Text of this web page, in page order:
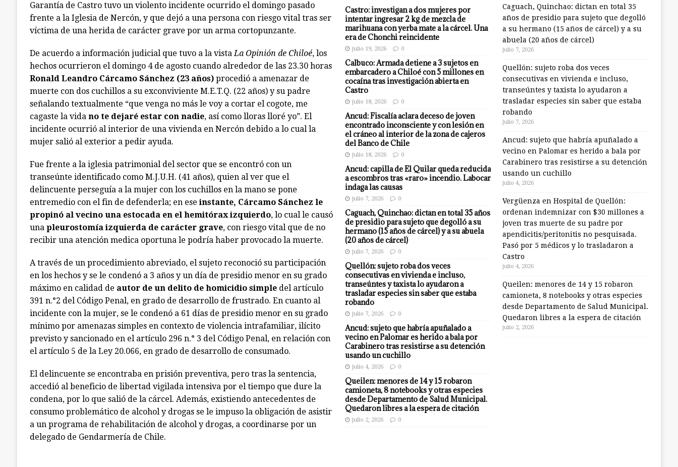
Garantía de Castro tuvo un violento incidente ocurrido el domingo pasado
frente a la Iglesia de Nercón, y que dejó a una persona con riesgo vital tras ser
víctima de una herida de carácter grave por un arma cortopunzante.
De acuerdo a información judicial que tuvo a la vistaLa Opinión de Chiloé, los
hechos ocurrieron el domingo 4 de agosto cuando alrededor de las 23.30 horas
Ronald Leandro Cárcamo Sánchez (23 años)procedió a amenazar de
muerte con dos cuchillos a su exconviviente M.E.T.Q. (22 años) y su padre
señalando textualmente “que venga no más le voy a cortar el cogote, me
cagaste la vida no te dejaré estar con nadie, así como lloras lloré yo”. El
incidente ocurrió al interior de una vivienda en Nercón debido a lo cual la
mujer salió al exterior a pedir ayuda.
Fue frente a la iglesia patrimonial del sector que se encontró con un
transeúnte identificado como M.J.U.H. (41 años), quien al ver que el
delincuente perseguía a la mujer con los cuchillos en la mano se pone
entremedio con el fin de defenderla; en eseinstante, Cárcamo Sánchez le
propinó al vecino una estocada en el hemitórax izquierdo, lo cual le causó
una pleurostomía izquierda de carácter grave, con riesgo vital que de no
recibir una atención medica oportuna le podría haber provocado la muerte.
A través de un procedimiento abreviado, el sujeto reconoció su participación
en los hechos y se le condenó a 3 años y un día de presidio menor en su grado
máximo en calidad de autor de un delito de homicidio simpledel artículo
391 n.°2 del Código Penal, en grado de desarrollo de frustrado. En cuanto al
incidente con la mujer, se le condenó a 61 días de presidio menor en su grado
mínimo por amenazas simples en contexto de violencia intrafamiliar, ilícito
previsto y sancionado en el artículo 296 n.° 3 del Código Penal, en relación con
el artículo 5 de la Ley 20.066, en grado de desarrollo de consumado.
El delincuente se encontraba en prisión preventiva, pero tras la sentencia,
accedió al beneficio de libertad vigilada intensiva por el tiempo que dure la
condena, por lo que salió de la cárcel. Además, existiendo antecedentes de
consumo problemático de alcohol y drogas se le impuso la obligación de asistir
a un programa de rehabilitación de alcohol y drogas, a coordinarse por un
delegado de Gendarmería de Chile.
Castro: investigan a dos mujeres por
intentar ingresar 2 kg de mezcla de
marihuana con yerba mate a la cárcel. Una
era de Chonchi reincidente
julio 19, 2026 0
Calbuco: Armada detiene a 3 sujetos en
embarcadero a Chiloé con 5 millones en
cocaína tras investigación abierta en
Castro
julio 18, 2026 0
Ancud: Fiscalía aclara deceso de joven
encontrado inconsciente y con lesión en
el cráneo al interior de la zona de cajeros
del Banco de Chile
julio 18, 2026 0
Ancud: capilla de El Quilar queda reducida
a escombros tras «raro» incendio. Labocar
indaga las causas
julio 7, 2026 0
Caguach, Quinchao: dictan en total 35 años
de presidio para sujeto que degolló a su
hermano (15 años de cárcel) y a su abuela
(20 años de cárcel)
julio 7, 2026 0
Quellón: sujeto roba dos veces
consecutivas en vivienda e incluso,
transeúntes y taxista lo ayudaron a
trasladar especies sin saber que estaba
robando
julio 7, 2026 0
Ancud: sujeto que habría apuñalado a
vecino en Palomar es herido a bala por
Carabinero tras resistirse a su detención
usando un cuchillo
julio 4, 2026 0
Queilen: menores de 14 y 15 robaron
camioneta, 8 notebooks y otras especies
desde Departamento de Salud Municipal.
Quedaron libres a la espera de citación
julio 2, 2026 0
Caguach, Quinchao: dictan en total 35
años de presidio para sujeto que degolló
a su hermano (15 años de cárcel) y a su
abuela (20 años de cárcel)
julio 7, 2026
Quellón: sujeto roba dos veces
consecutivas en vivienda e incluso,
transeúntes y taxista lo ayudaron a
trasladar especies sin saber que estaba
robando
julio 7, 2026
Ancud: sujeto que habría apuñalado a
vecino en Palomar es herido a bala por
Carabinero tras resistirse a su detención
usando un cuchillo
julio 4, 2026
Vergüenza en Hospital de Quellón:
ordenan indemnizar con $30 millones a
joven tras muerte de su padre por
apendicitis/peritonitis no pesquisada.
Pasó por 5 médicos y lo trasladaron a
Castro
julio 4, 2026
Queilen: menores de 14 y 15 robaron
camioneta, 8 notebooks y otras especies
desde Departamento de Salud Municipal.
Quedaron libres a la espera de citación
julio 2, 2026